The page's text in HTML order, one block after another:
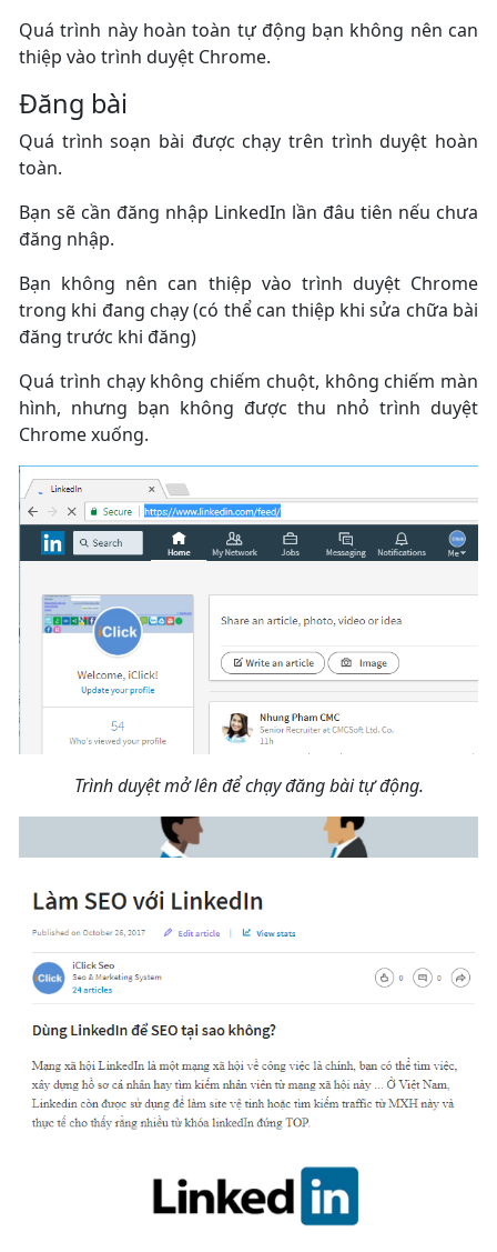
Quá trình này hoàn toàn tự động bạn không nên can
thiệp vào trình duyệt Chrome.
Đăng bài
Quá trình soạn bài được chạy trên trình duyệt hoàn
toàn.
Bạn sẽ cần đăng nhập LinkedIn lần đâu tiên nếu chưa
đăng nhập.
Bạn không nên can thiệp vào trình duyệt Chrome
trong khi đang chạy (có thể can thiệp khi sửa chữa bài
đăng trước khi đăng)
Quá trình chạy không chiếm chuột, không chiếm màn
hình, nhưng bạn không được thu nhỏ trình duyệt
Chrome xuống.
Trình duyệt mở lên để chạy đăng bài tự động.